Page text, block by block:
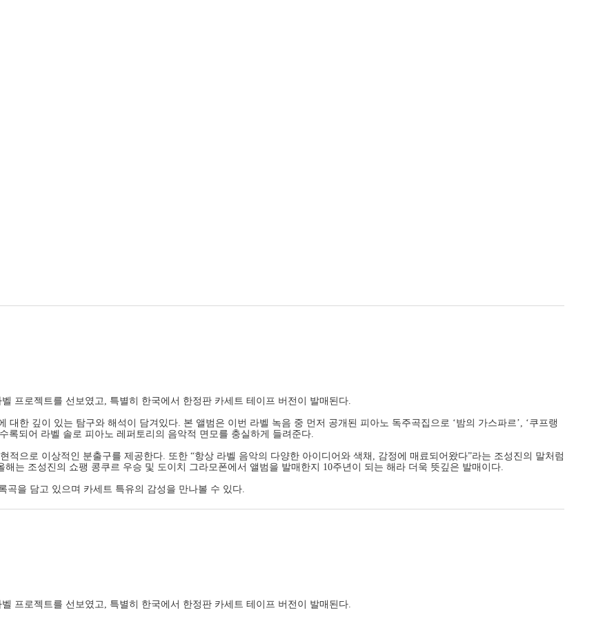
프로젝트를 선보였고, 특별히 한국에서 한정판 카세트 테이프 버전이 발매된다.
한 깊이 있는 탐구와 해석이 담겨있다. 본 앨범은 이번 라벨 녹음 중 먼저 공개된 피아노 독주곡집으로 ‘밤의 가스파르’, ‘쿠프랭
록되어 라벨 솔로 피아노 레퍼토리의 음악적 면모를 충실하게 들려준다.
적으로 이상적인 분출구를 제공한다. 또한 “항상 라벨 음악의 다양한 아이디어와 색채, 감정에 매료되어왔다”라는 조성진의 말처럼
는 조성진의 쇼팽 콩쿠르 우승 및 도이치 그라모폰에서 앨범을 발매한지 10주년이 되는 해라 더욱 뜻깊은 발매이다.
곡을 담고 있으며 카세트 특유의 감성을 만나볼 수 있다.
프로젝트를 선보였고, 특별히 한국에서 한정판 카세트 테이프 버전이 발매된다.